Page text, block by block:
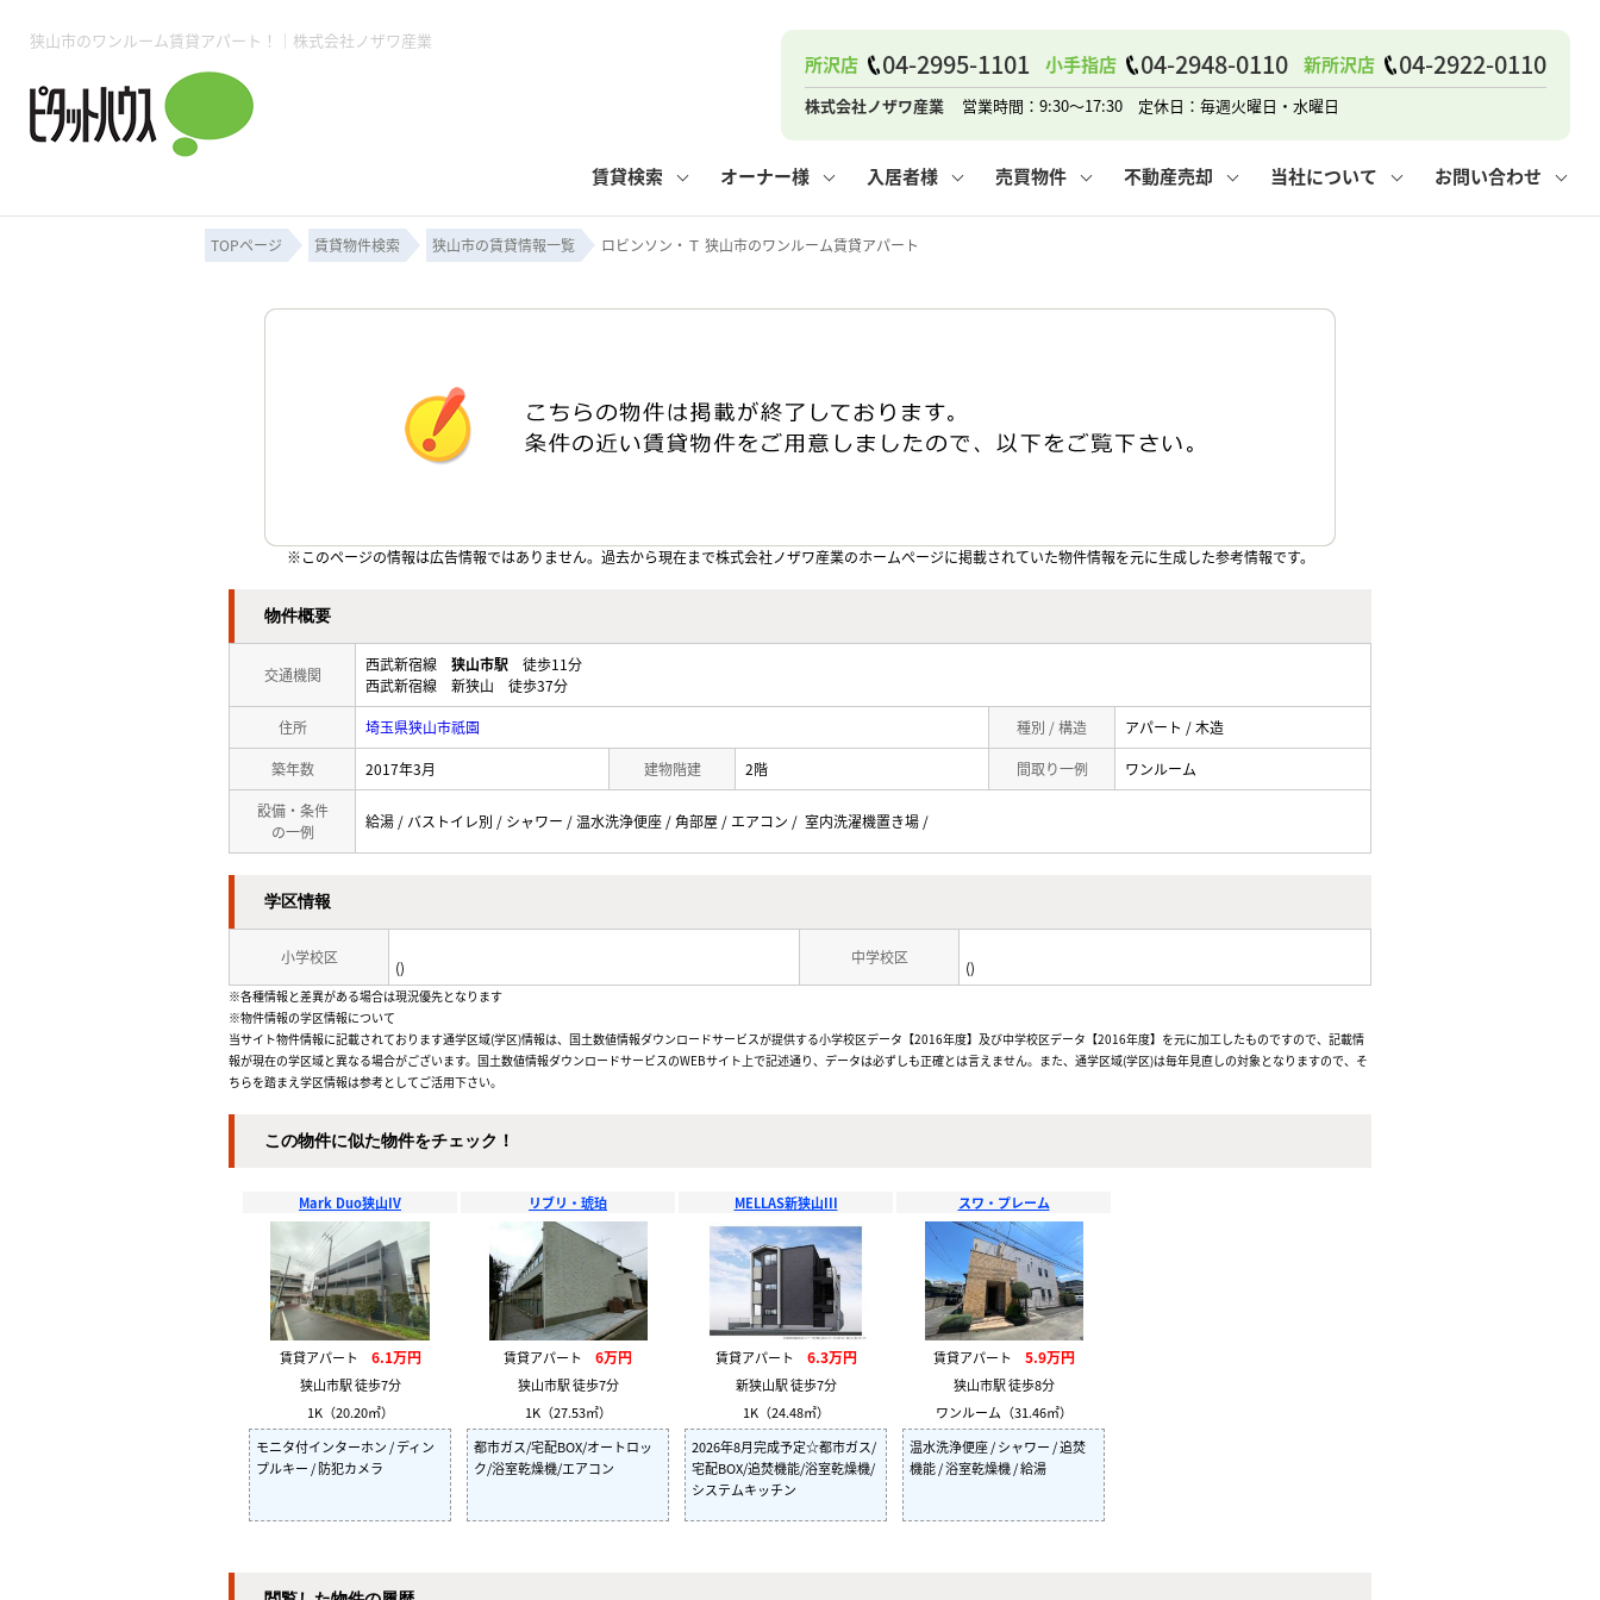
狭山市のワンルーム賃貸アパート！｜株式会社ノザワ産業
所沢店 04-2995-1101 小手指店 04-2948-0110 新所沢店 04-2922-0110
株式会社ノザワ産業 営業時間：9:30～17:30 定休日：毎週火曜日・水曜日
賃貸検索 オーナー様 入居者様 売買物件 不動産売却
売却の流れ
当社について お問い合わせ
所沢賃貸TOP 閲覧履歴 保存した検索条件
月極駐車場 事業用物件 コンテナ
賃貸管理業務 管理のご依頼
入居者様用ページTOP 住まいのトラブルQ&A お住まいの解約手続き その他の問合せ
売買物件一覧 よくある質問 マンションVS戸建て 賃貸vs持ち家
無料売却査定 媒介契約の種類 売却時の諸費用 仲介と買取の違い
必要な書類
会社概要 スタッフブログ 個人情報保護方針
ピタットハウス所沢店 ピタットハウス小手指店
ご来店予約
TOPページ 賃貸物件検索 狭山市の賃貸情報一覧 ロビンソン・Ｔ 狭山市のワンルーム賃貸アパート
※このページの情報は広告情報ではありません。過去から現在まで株式会社ノザワ産業のホームぺージに掲載されていた物件情報を元に生成した参考情報です。
物件概要
交通機関
西武新宿線 狭山市駅 徒歩11分
西武新宿線 新狭山 徒歩37分
住所 埼玉県狭山市祇園 種別 / 構造 アパート / 木造
築年数 2017年3月 建物階建 2階 間取り一例 ワンルーム
設備・条件
の一例
給湯 / バストイレ別 / シャワー / 温水洗浄便座 / 角部屋 / エアコン / 室内洗濯機置き場 /
学区情報
小学校区
()
中学校区
()
※各種情報と差異がある場合は現況優先となります
※物件情報の学区情報について
当サイト物件情報に記載されております通学区域(学区)情報は、国土数値情報ダウンロードサービスが提供する小学校区データ【2016年度】及び中学校区データ【2016年度】を元に加工したものですので、記載情
報が現在の学区域と異なる場合がございます。国土数値情報ダウンロードサービスのWEBサイト上で記述通り、データは必ずしも正確とは言えません。また、通学区域(学区)は毎年見直しの対象となりますので、そ
ちらを踏まえ学区情報は参考としてご活用下さい。
この物件に似た物件をチェック！
Mark Duo狭山IV
賃貸アパート 6.1万円
狭山市駅 徒歩7分
1K（20.20㎡）
モニタ付インターホン / ディン
プルキー / 防犯カメラ
リブリ・琥珀
賃貸アパート 6万円
狭山市駅 徒歩7分
1K（27.53㎡）
都市ガス/宅配BOX/オートロッ
ク/浴室乾燥機/エアコン
MELLAS新狭山III
賃貸アパート 6.3万円
新狭山駅 徒歩7分
1K（24.48㎡）
2026年8月完成予定☆都市ガス/
宅配BOX/追焚機能/浴室乾燥機/
システムキッチン
スワ・プレーム
賃貸アパート 5.9万円
狭山市駅 徒歩8分
ワンルーム（31.46㎡）
温水洗浄便座 / シャワー / 追焚
機能 / 浴室乾燥機 / 給湯